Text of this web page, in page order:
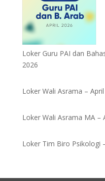
Loker Guru PAI dan
2026
Loker Wali Asrama –
Loker Wali Asrama MA –
Loker Tim Biro Psikologi